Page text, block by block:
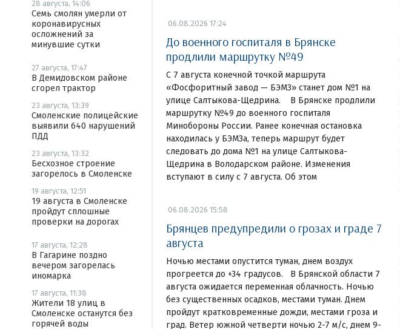
28 августа, 14:06
Семь смолян умерли от
коронавирусных
осложнений за
минувшие сутки
27 августа, 17:47
В Демидовском районе
сгорел трактор
23 августа, 13:39
Смоленские полицейские
выявили 640 нарушений
ПДД
23 августа, 13:32
Бесхозное строение
загорелось в Смоленске
19 августа, 12:51
19 августа в Смоленске
пройдут сплошные
проверки на дорогах
17 августа, 12:28
В Гагарине поздно
вечером загорелась
иномарка
17 августа, 11:38
Жители 18 улиц в
Смоленске останутся без
горячей воды
06.08.2026 17:24
До военного госпиталя в Брянске
продлили маршрутку №49
С 7 августа конечной точкой маршрута
«Фосфоритный завод — БЭМЗ» станет дом №1 на
улице Салтыкова-Щедрина. В Брянске продлили
маршрутку №49 до военного госпиталя
Минобороны России. Ранее конечная остановка
находилась у БЭМЗа, теперь маршрут будет
следовать до дома №1 на улице Салтыкова-
Щедрина в Володарском районе. Изменения
вступают в силу с 7 августа. Об этом
06.08.2026 15:58
Брянцев предупредили о грозах и граде 7
августа
Ночью местами опустится туман, днем воздух
прогреется до +34 градусов. В Брянской области 7
августа ожидается переменная облачность. Ночью
без существенных осадков, местами туман. Днем
пройдут кратковременные дожди, местами гроза и
град. Ветер южной четверти ночью 2-7 м/с, днем 9-